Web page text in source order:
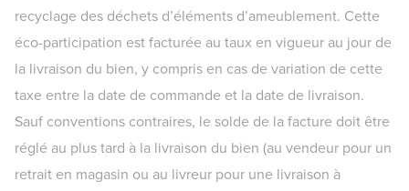
recyclage des déchets d’éléments d’ameublement. Cette
éco-participation est facturée au taux en vigueur au jour de
la livraison du bien, y compris en cas de variation de cette
taxe entre la date de commande et la date de livraison.
Sauf conventions contraires, le solde de la facture doit être
réglé au plus tard à la livraison du bien (au vendeur pour un
retrait en magasin ou au livreur pour une livraison à